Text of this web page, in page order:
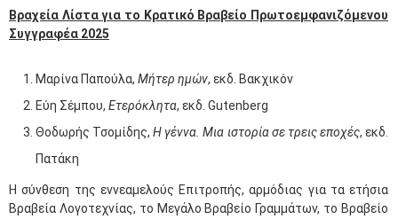
Βραχεία Λίστα για το Κρατικό Βραβείο Πρωτοεμφανιζόμενου
Συγγραφέα 2025
Μαρίνα Παπούλα, Μήτερ ημών, εκδ. Βακχικόν
Εύη Σέμπου, Ετερόκλητα, εκδ. Gutenberg
Θοδωρής Τσομίδης,Η γέννα. Μια ιστορία σε τρεις εποχές, εκδ.
Πατάκη
Η σύνθεση της εννεαμελούς Επιτροπής, αρμόδιας για τα ετήσια
Βραβεία Λογοτεχνίας, το Μεγάλο Βραβείο Γραμμάτων, το Βραβείο